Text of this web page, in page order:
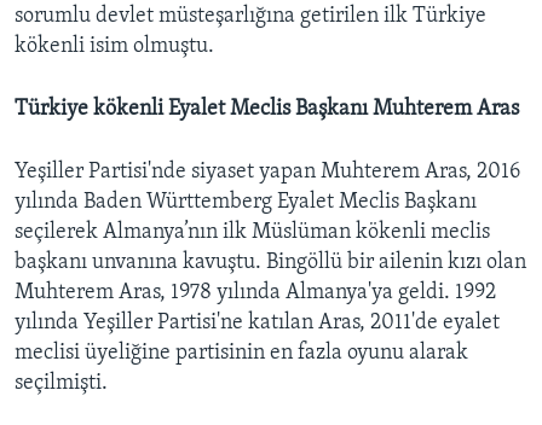
sorumlu devlet müsteşarlığına getirilen ilk Türkiye
kökenli isim olmuştu.
Türkiye kökenli Eyalet Meclis Başkanı Muhterem Aras
Yeşiller Partisi'nde siyaset yapan Muhterem Aras, 2016
yılında Baden Württemberg Eyalet Meclis Başkanı
seçilerek Almanya’nın ilk Müslüman kökenli meclis
başkanı unvanına kavuştu. Bingöllü bir ailenin kızı olan
Muhterem Aras, 1978 yılında Almanya'ya geldi. 1992
yılında Yeşiller Partisi'ne katılan Aras, 2011'de eyalet
meclisi üyeliğine partisinin en fazla oyunu alarak
seçilmişti.